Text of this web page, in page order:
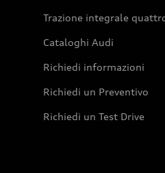
Trazione integrale
Cataloghi Audi
Richiedi informazioni
Richiedi un Preventivo
Richiedi un Test Drive